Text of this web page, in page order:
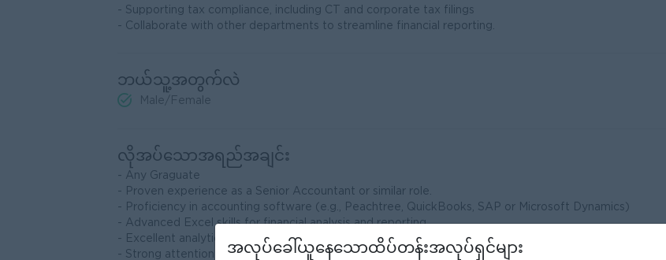
- Supporting tax compliance, including CT and corporate tax filings
- Collaborate with other departments to streamline financial reporting.
ဘယ်သူ့အတွက်လဲ
Male/Female
လိုအပ်သောအရည်အချင်း
- Any Graguate
- Proven experience as a Senior Accountant or similar role.
- Proficiency in accounting software (e.g., Peachtree, QuickBooks, SAP or Microsoft Dynamics)
- Advanced Excel skills for financial analysis and reporting.
- Excellent analytical and problem-solving abilities
- Strong attention to detail and accuracy.အလုပ်ခေါ်ယူနေသောထိပ်တန်းအလုပ်ရှင်များ